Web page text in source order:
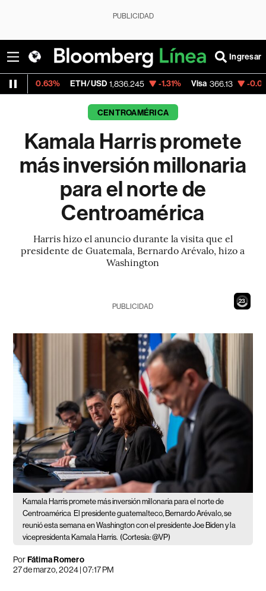
PUBLICIDAD
Ingresar
ETH/USD 1,836.245 -1.31% Visa 366.13 -0.04%
CENTROAMÉRICA
Kamala Harris promete
más inversión millonaria
para el norte de
Centroamérica
Harris hizo el anuncio durante la visita que el
presidente de Guatemala, Bernardo Arévalo, hizo a
Washington
21
PUBLICIDAD
Kamala Harris promete más inversión millonaria para el norte de
Centroamérica El presidente guatemalteco, Bernardo Arévalo, se
reunió esta semana en Washington con el presidente Joe Biden y la
vicepresidenta Kamala Harris. (Cortesía: @VP)
PorFátima Romero
27 de marzo, 2024 | 07:17 PM